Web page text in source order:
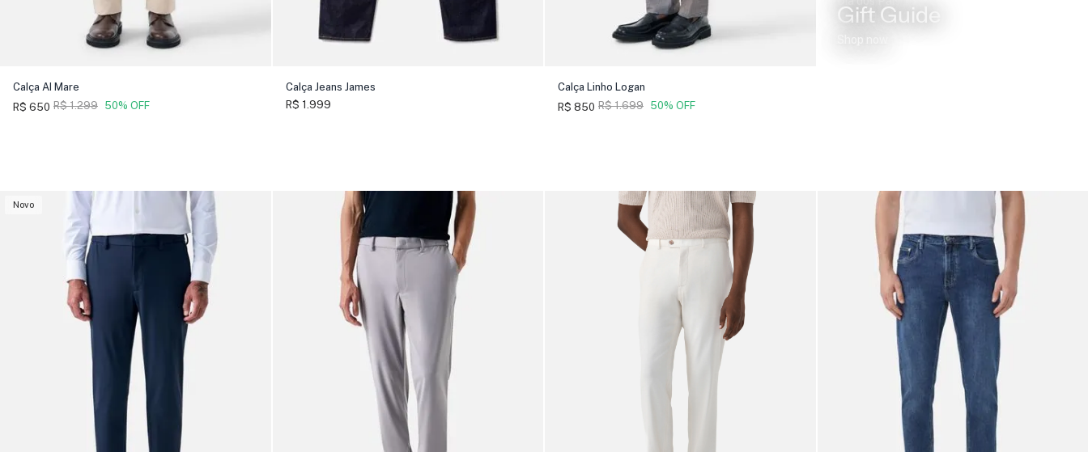
Calça Al Mare
R$ 650
50% OFF
R$ 1.299
Calça Jeans James
R$ 1.999
Calça Linho Logan
R$ 850
50% OFF
R$ 1.699
Gift Guide
Novo